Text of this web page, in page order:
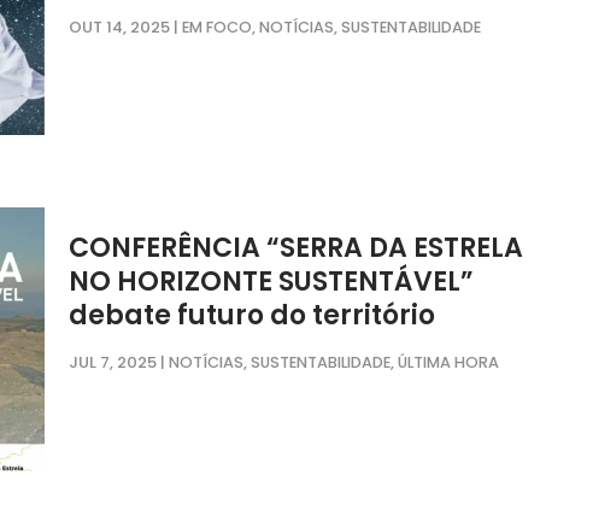
OUT 14, 2025 |EM FOCO,NOTÍCIAS,SUSTENTABILIDADE
CONFERÊNCIA “SERRA DA ESTRELA
NO HORIZONTE SUSTENTÁVEL”
debate futuro do território
JUL 7, 2025 |NOTÍCIAS,SUSTENTABILIDADE,ÚLTIMA HORA